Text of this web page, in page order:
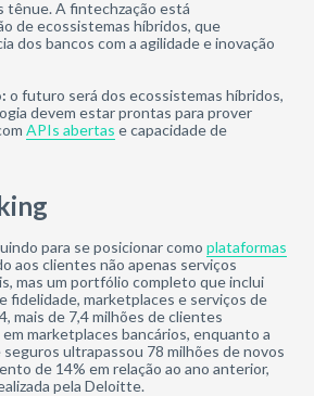
tênue. A fintechzação está
de ecossistemas híbridos, que
dos bancos com a agilidade e inovação
o futuro será dos ecossistemas híbridos,
devem estar prontas para prover
APIs abertas e capacidade de
para se posicionar como plataformas
aos clientes não apenas serviços
mas um portfólio completo que inclui
fidelidade, marketplaces e serviços de
mais de 7,4 milhões de clientes
marketplaces bancários, enquanto a
ultrapassou 78 milhões de novos
de 14% em relação ao ano anterior,
pela Deloitte.